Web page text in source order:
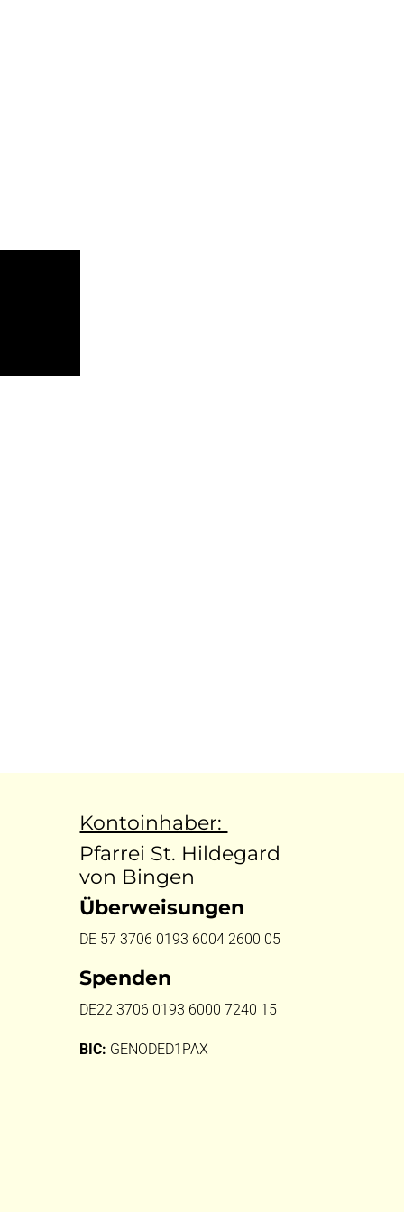
Kontoinhaber:
Pfarrei St. Hildegard
von Bingen
Überweisungen
DE 57 3706 0193 6004 2600 05
Spenden
DE22 3706 0193 6000 7240 15
BIC: GENODED1PAX